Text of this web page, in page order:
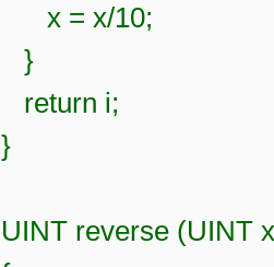
x = x/10;
}
return i;
}
UINT reverse (UINT